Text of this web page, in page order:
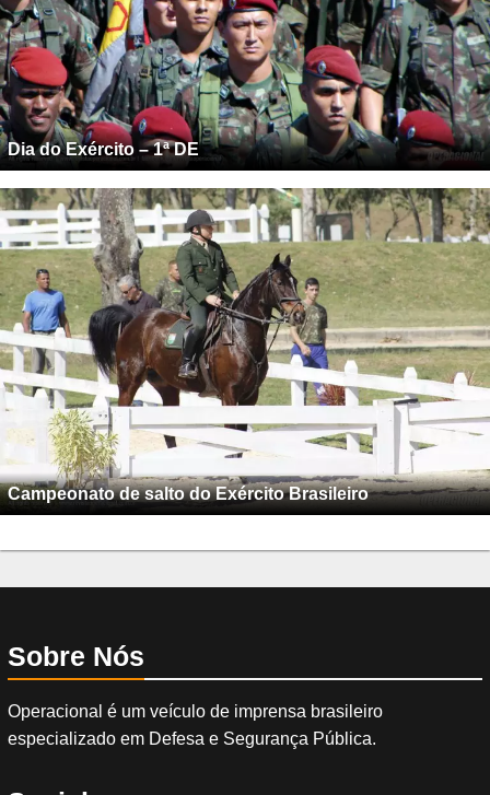
Dia do Exército – 1ª DE
Campeonato de salto do Exército Brasileiro
Sobre Nós
Operacional é um veículo de imprensa brasileiro
especializado em Defesa e Segurança Pública.